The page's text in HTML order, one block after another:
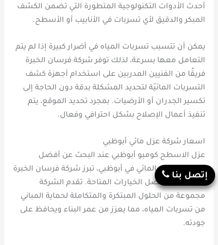
أحدث الأدوات التكنولوجية المتطورة التي تضمن الكشف
المبكر والدقيق لأي تسربات في الأنابيب أو الأسطح.
يمكن أن تتسبب تسربات المياه في أضرار كبيرة إذا لم يتم
التعامل معها بسرعة، لذلك توفر شركة فرسان الخبرة
فريقًا من الفنيين المدربين على استخدام أجهزة كشف
التسربات المائيّة لتحديد المشكلة بدقة دون الحاجة إلى
تكسير الجدران أو الأرضيات. بمجرد تحديد الموقع، يتم
تنفيذ أعمال الإصلاح بشكل احترافي وفعال.
اسعار شركة عزل مائي أبوظبي
عزل الاسطح كومبو أبوظبي عند البحث عن أفضل
شركات العزل المائي في أبوظبي، تبرز شركة فرسان الخبرة
كواحدة من أفضل الخيارات المتاحة. تقدم الشركة
مجموعة من الحلول المبتكرة والمتكاملة لحماية المباني
من تسربات المياه، مما يعزز من عمر البناء ويحافظ على
جودته.
إتصل بنا